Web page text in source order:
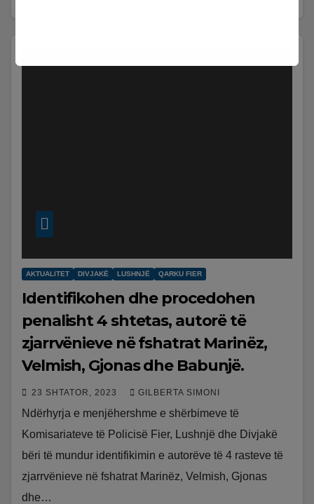
AKTUALITET DIVJAKË LUSHNJË QARKU FIER
Identifikohen dhe procedohen
penalisht 4 shtetas, autorë të
zjarrvënieve në fshatrat Marinëz,
Velmish, Gjonas dhe Babunjë.
23 SHTATOR, 2023 GILBERTA SIMONI
Ndërhyrja e menjëhershme e shërbimeve të
Komisariateve të Policisë Fier, Lushnjë dhe Divjakë
bëri të mundur identifikimin e autorëve të 4 rasteve të
zjarrvënieve në fshatrat Marinëz, Velmish, Gjonas
dhe…